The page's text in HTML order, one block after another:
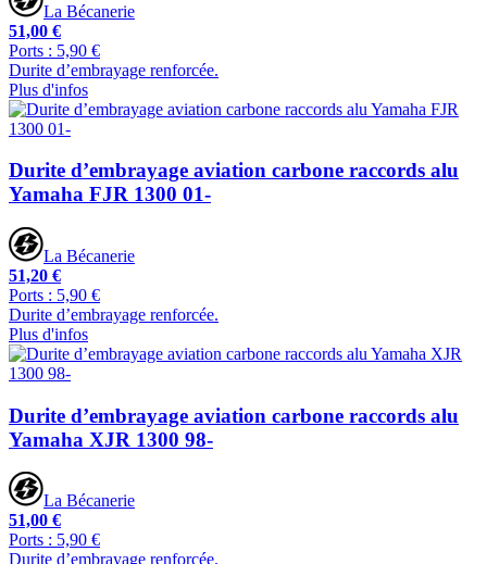
La Bécanerie
51,00 €
Ports : 5,90 €
Durite d’embrayage renforcée.
Plus d'infos
Durite d’embrayage aviation carbone raccords alu
Yamaha FJR 1300 01-
La Bécanerie
51,20 €
Ports : 5,90 €
Durite d’embrayage renforcée.
Plus d'infos
Durite d’embrayage aviation carbone raccords alu
Yamaha XJR 1300 98-
La Bécanerie
51,00 €
Ports : 5,90 €
Durite d’embrayage renforcée.